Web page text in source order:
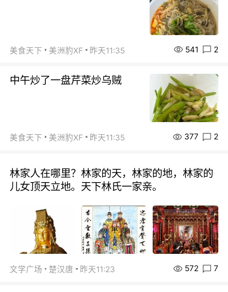
美食天下 美洲豹XF 昨天11:35 541 2
中午炒了一盘芹菜炒乌贼
美食天下 美洲豹XF 昨天11:35 377 2
林家人在哪里？林家的天，林家的地，林家的
儿女顶天立地。天下林氏一家亲。
文学广场 楚汉唐 昨天11:23 572 7